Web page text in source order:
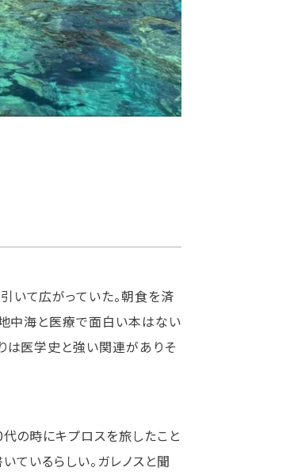
いて広がっていた。朝食を済
地中海と医療で面白い本はない
は医学史と強い関連がありそ
の時にキプロスを旅したこと
ているらしい。ガレノスと聞